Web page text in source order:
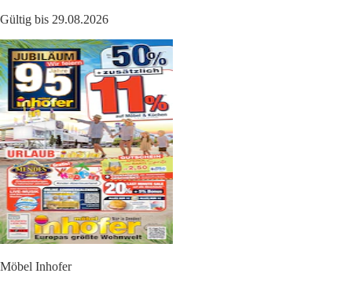
Gültig bis 29.08.2026
Möbel Inhofer